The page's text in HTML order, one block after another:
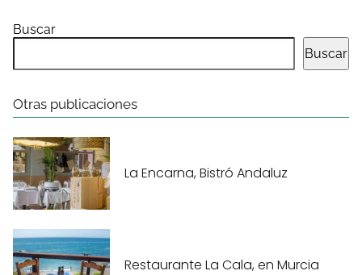
Buscar
Buscar
Otras publicaciones
La Encarna, Bistró Andaluz
Restaurante La Cala, en Murcia